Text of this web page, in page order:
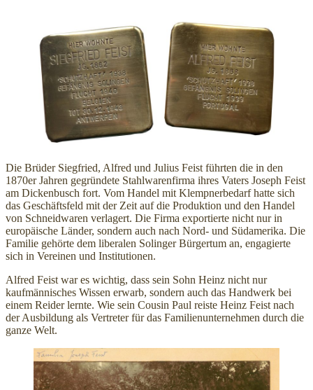
Die Brüder Siegfried, Alfred und Julius Feist führten die in den
1870er Jahren gegründete Stahlwarenfirma ihres Vaters Joseph Feist
am Dickenbusch fort. Vom Handel mit Klempnerbedarf hatte sich
das Geschäftsfeld mit der Zeit auf die Produktion und den Handel
von Schneidwaren verlagert. Die Firma exportierte nicht nur in
europäische Länder, sondern auch nach Nord- und Südamerika. Die
Familie gehörte dem liberalen Solinger Bürgertum an, engagierte
sich in Vereinen und Institutionen.
Alfred Feist war es wichtig, dass sein Sohn Heinz nicht nur
kaufmännisches Wissen erwarb, sondern auch das Handwerk bei
einem Reider lernte. Wie sein Cousin Paul reiste Heinz Feist nach
der Ausbildung als Vertreter für das Familienunternehmen durch die
ganze Welt.